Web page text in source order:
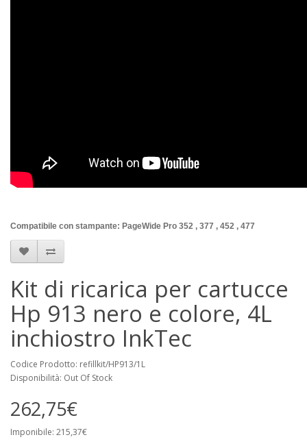
Compatibile con stampante: PageWide Pro 352 , 377 , 452 , 477
Kit di ricarica per cartucce
Hp 913 nero e colore, 4L
inchiostro InkTec
Codice Prodotto: refillkit/HP913/1L
Disponibilità: Out Of Stock
262,75€
Imponibile: 215,37€